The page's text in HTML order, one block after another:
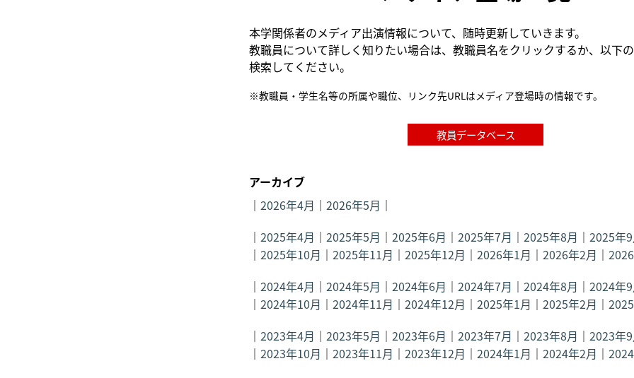
本学関係者のメディア出演情報について、随時更新していきます。
教職員について詳しく知りたい場合は、教職員名をクリックするか、以下
検索してください。
※教職員・学生名等の所属や職位、リンク先URLはメディア登場時の情報です。
教員データベース
アーカイブ
｜ 2026年4月 ｜ 2026年5月 ｜
｜ 2025年4月 ｜ 2025年5月 ｜ 2025年6月 ｜ 2025年7月 ｜ 2025年8月 ｜ 2025年
｜ 2025年10月 ｜ 2025年11月 ｜ 2025年12月 ｜ 2026年1月 ｜ 2026年2月 ｜
｜ 2024年4月 ｜ 2024年5月 ｜ 2024年6月 ｜ 2024年7月 ｜ 2024年8月 ｜ 2024年
｜ 2024年10月 ｜ 2024年11月 ｜ 2024年12月 ｜ 2025年1月 ｜ 2025年2月 ｜
｜ 2023年4月 ｜ 2023年5月 ｜ 2023年6月 ｜ 2023年7月 ｜ 2023年8月 ｜ 2023年
｜ 2023年10月 ｜ 2023年11月 ｜ 2023年12月 ｜ 2024年1月 ｜ 2024年2月 ｜